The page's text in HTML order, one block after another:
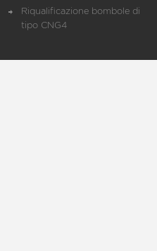
Riqualificazione bombole di
tipo CNG4